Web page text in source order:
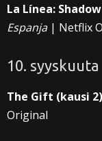
La Línea:
Espanja| Netflix
10. syyskuuta
The Gift (kausi 2)
Original